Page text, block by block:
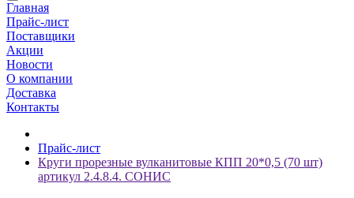
Главная
Прайс-лист
Поставщики
Акции
Новости
О компании
Доставка
Контакты
Прайс-лист
Круги прорезные вулканитовые КПП 20*0,5 (70 шт)
артикул 2.4.8.4. СОНИС